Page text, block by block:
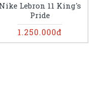
Nike Lebron 11 King's
Pride
1.250.000đ